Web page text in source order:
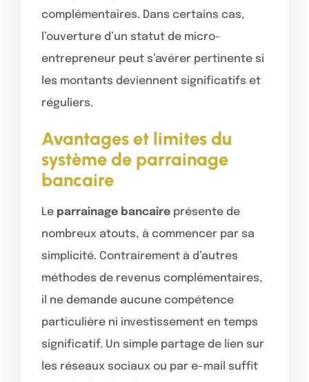
complémentaires. Dans certains cas,
l’ouverture d’un statut de micro-
entrepreneur peut s’avérer pertinente si
les montants deviennent significatifs et
réguliers.
Avantages et limites du
système de parrainage
bancaire
Le parrainage bancaire présente de
nombreux atouts, à commencer par sa
simplicité. Contrairement à d’autres
méthodes de revenus complémentaires,
il ne demande aucune compétence
particulière ni investissement en temps
significatif. Un simple partage de lien sur
les réseaux sociaux ou par e-mail suffit